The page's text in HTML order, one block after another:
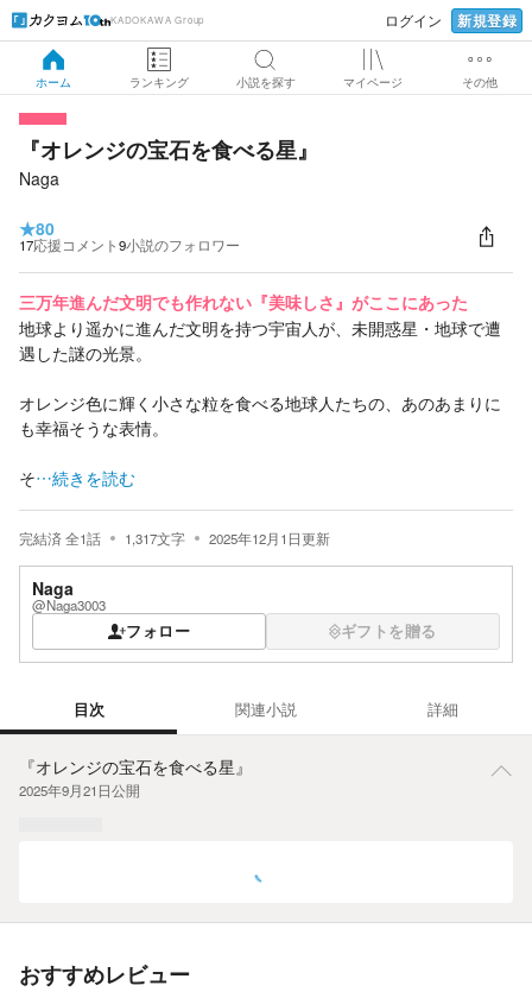
KADOKAWA Group ログイン 新規登録
ホーム ランキング 小説を探す マイページ その他
『オレンジの宝石を食べる星』
Naga
★80
17応援コメント9小説のフォロワー
三万年進んだ文明でも作れない『美味しさ』がここにあった
地球より遥かに進んだ文明を持つ宇宙人が、未開惑星・地球で遭
遇した謎の光景。
オレンジ色に輝く小さな粒を食べる地球人たちの、あのあまりに
も幸福そうな表情。
そ…続きを読む
完結済全1話 1,317文字 2025年12月1日更新
Naga
@Naga3003
フォロー ギフトを贈る
目次 関連小説 詳細
『オレンジの宝石を食べる星』
2025年9月21日公開
おすすめレビュー